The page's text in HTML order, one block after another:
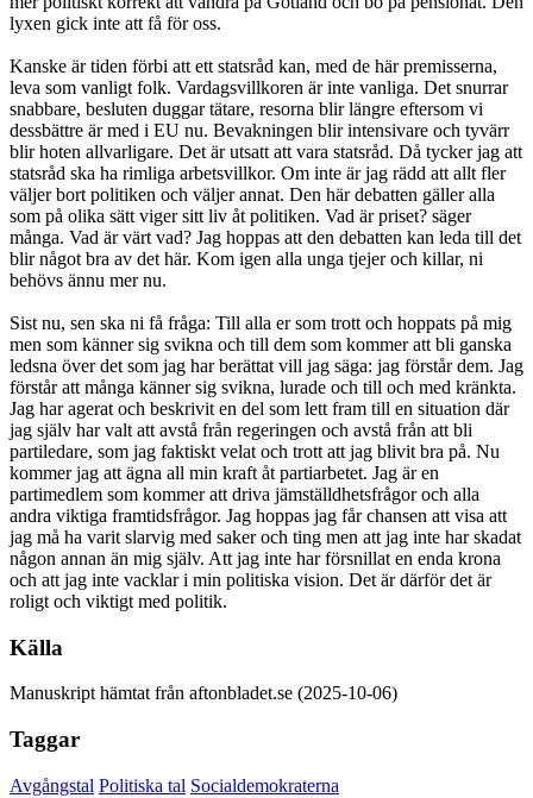
lyxen gick inte att få för oss.
Kanske är tiden förbi att ett statsråd kan, med de här premisserna,
leva som vanligt folk. Vardagsvillkoren är inte vanliga. Det snurrar
snabbare, besluten duggar tätare, resorna blir längre eftersom vi
dessbättre är med i EU nu. Bevakningen blir intensivare och tyvärr
blir hoten allvarligare. Det är utsatt att vara statsråd. Då tycker jag att
statsråd ska ha rimliga arbetsvillkor. Om inte är jag rädd att allt fler
väljer bort politiken och väljer annat. Den här debatten gäller alla
som på olika sätt viger sitt liv åt politiken. Vad är priset? säger
många. Vad är värt vad? Jag hoppas att den debatten kan leda till det
blir något bra av det här. Kom igen alla unga tjejer och killar, ni
behövs ännu mer nu.
Sist nu, sen ska ni få fråga: Till alla er som trott och hoppats på mig
men som känner sig svikna och till dem som kommer att bli ganska
ledsna över det som jag har berättat vill jag säga: jag förstår dem. Jag
förstår att många känner sig svikna, lurade och till och med kränkta.
Jag har agerat och beskrivit en del som lett fram till en situation där
jag själv har valt att avstå från regeringen och avstå från att bli
partiledare, som jag faktiskt velat och trott att jag blivit bra på. Nu
kommer jag att ägna all min kraft åt partiarbetet. Jag är en
partimedlem som kommer att driva jämställdhetsfrågor och alla
andra viktiga framtidsfrågor. Jag hoppas jag får chansen att visa att
jag må ha varit slarvig med saker och ting men att jag inte har skadat
någon annan än mig själv. Att jag inte har försnillat en enda krona
och att jag inte vacklar i min politiska vision. Det är därför det är
roligt och viktigt med politik.
Källa
Manuskript hämtat från aftonbladet.se (2025-10-06)
Taggar
Avgångstal Politiska tal Socialdemokraterna